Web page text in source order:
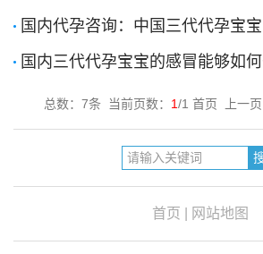
总数：7条 当前页数： 1/1 首页 上一页
首页 网站地图